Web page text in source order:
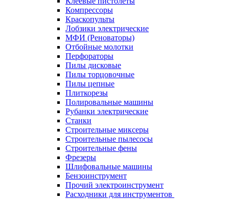
Компрессоры
Краскопульты
Лобзики электрические
МФИ (Реноваторы)
Отбойные молотки
Перфораторы
Пилы дисковые
Пилы торцовочные
Пилы цепные
Плиткорезы
Полировальные машины
Рубанки электрические
Станки
Строительные миксеры
Строительные пылесосы
Строительные фены
Фрезеры
Шлифовальные машины
Бензоинструмент
Прочий электроинструмент
Расходники для инструментов